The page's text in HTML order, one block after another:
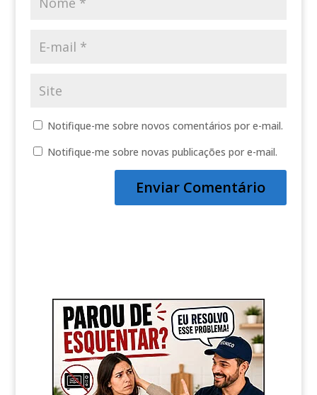
Notifique-me sobre novos comentários por e-mail.
Notifique-me sobre novas publicações por e-mail.